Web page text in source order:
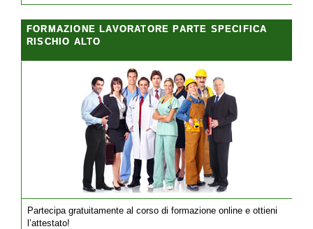
FORMAZIONE LAVORATORE PARTE SPECIFICA
RISCHIO ALTO
Partecipa gratuitamente al corso di formazione online e ottieni
l’attestato!